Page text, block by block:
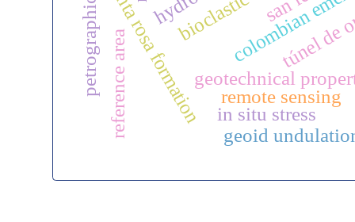
santa rosa formationgeotechnical
reference area remote sensing
túnel
in situ stress
geoid